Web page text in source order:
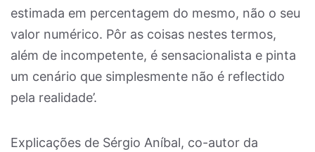
estimada em percentagem do mesmo, não o seu
valor numérico. Pôr as coisas nestes termos,
além de incompetente, é sensacionalista e pinta
um cenário que simplesmente não é reflectido
pela realidade’.
Explicações de Sérgio Aníbal, co-autor da